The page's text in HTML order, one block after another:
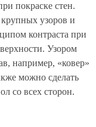
покраске стен.
узоров и
контраста при
Узором
например, «ковер»
можно сделать
со всех сторон.